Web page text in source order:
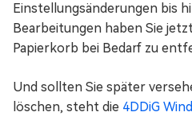
Einstellungsänderungen bis
Bearbeitungen haben Sie
Papierkorb bei Bedarf zu
Und sollten Sie später
löschen, steht die 4DDiG